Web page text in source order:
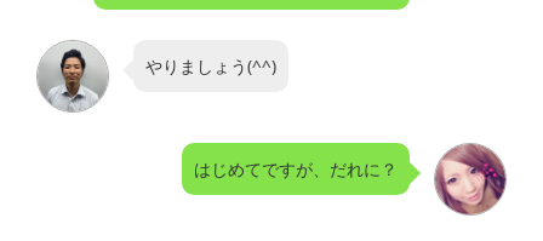
やりましょう(^^)
はじめてですが、だれに？